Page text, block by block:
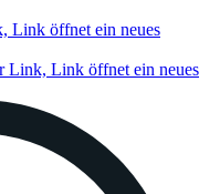
Link öffnet ein neues
Link, Link öffnet ein neues